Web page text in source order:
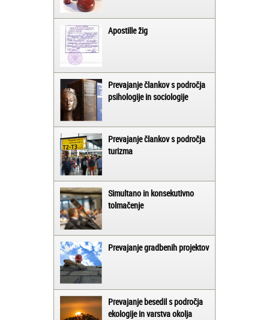
Apostille žig
Prevajanje člankov s področja
psihologije in sociologije
Prevajanje člankov s področja
turizma
Simultano in konsekutivno
tolmačenje
Prevajanje gradbenih projektov
Prevajanje besedil s področja
ekologije in varstva okolja